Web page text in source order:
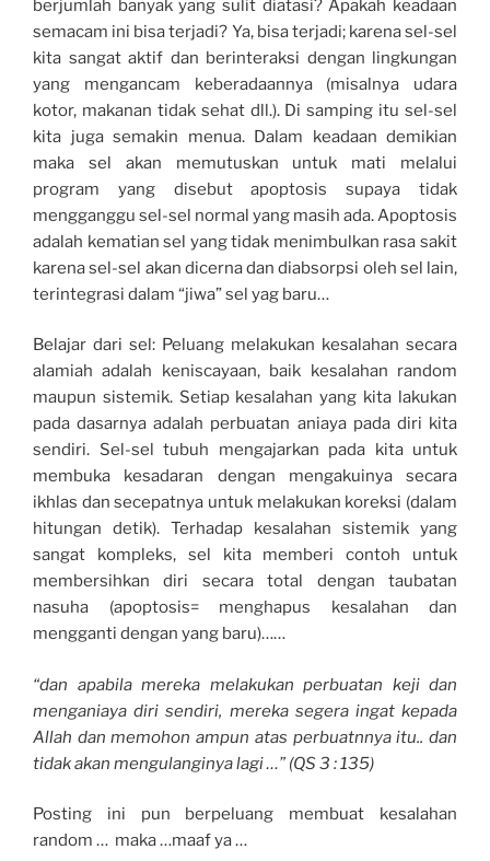
berjumlah banyak yang sulit diatasi? Apakah keadaan
semacam ini bisa terjadi? Ya, bisa terjadi; karena sel-sel
kita sangat aktif dan berinteraksi dengan lingkungan
yang mengancam keberadaannya (misalnya udara
kotor, makanan tidak sehat dll.). Di samping itu sel-sel
kita juga semakin menua. Dalam keadaan demikian
maka sel akan memutuskan untuk mati melalui
program yang disebut apoptosis supaya tidak
mengganggu sel-sel normal yang masih ada. Apoptosis
adalah kematian sel yang tidak menimbulkan rasa sakit
karena sel-sel akan dicerna dan diabsorpsi oleh sel lain,
terintegrasi dalam “jiwa” sel yag baru…
Belajar dari sel: Peluang melakukan kesalahan secara
alamiah adalah keniscayaan, baik kesalahan random
maupun sistemik. Setiap kesalahan yang kita lakukan
pada dasarnya adalah perbuatan aniaya pada diri kita
sendiri. Sel-sel tubuh mengajarkan pada kita untuk
membuka kesadaran dengan mengakuinya secara
ikhlas dan secepatnya untuk melakukan koreksi (dalam
hitungan detik). Terhadap kesalahan sistemik yang
sangat kompleks, sel kita memberi contoh untuk
membersihkan diri secara total dengan taubatan
nasuha (apoptosis= menghapus kesalahan dan
mengganti dengan yang baru)……
“dan apabila mereka melakukan perbuatan keji dan
menganiaya diri sendiri, mereka segera ingat kepada
Allah dan memohon ampun atas perbuatnnya itu.. dan
tidak akan mengulanginya lagi …” (QS 3 : 135)
Posting ini pun berpeluang membuat kesalahan
random … maka …maaf ya …